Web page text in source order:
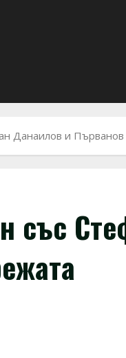
Данаилов и
със